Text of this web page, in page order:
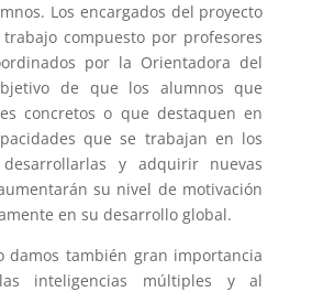
Los encargados del proyecto
compuesto por profesores
por la Orientadora del
de que los alumnos que
concretos o que destaquen en
que se trabajan en los
y adquirir nuevas
su nivel de motivación
en su desarrollo global.
damos también gran importancia
inteligencias múltiples y al